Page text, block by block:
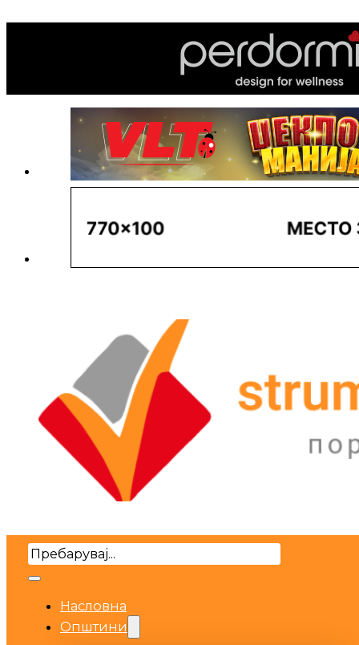
Search
Насловна
Општини